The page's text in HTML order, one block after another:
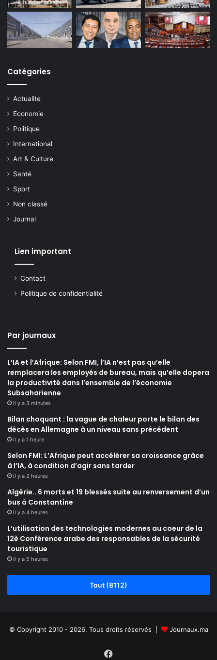
Catégories
Actualite
Economie
Politique
International
Art & Culture
Santé
Sport
Non classé
Journal
Lien important
Contact
Politique de confidentialité
Par journaux
L’IA et l’Afrique: Selon FMI, l’IA n’est pas qu’elle
remplacera les employés de bureau, mais qu’elle dopera
la productivité dans l’ensemble de l’économie
Subsaharienne
il y a 3 minutes
Bilan choquant : la vague de chaleur porte le bilan des
décès en Allemagne à un niveau sans précédent
il y a 1 heure
Selon FMI: L’Afrique peut accélérer sa croissance grâce
à l’IA, à condition d’agir sans tarder
il y a 2 heures
Algérie.. 6 morts et 19 blessés suite au renversement d’un
bus à Constantine
il y a 4 heures
L’utilisation des technologies modernes au coeur de la
12è Conférence arabe des responsables de la sécurité
touristique
il y a 5 heures
Tout (8112)
© Copyright 2010 - 2026, Tous droits réservés | Journaux.ma
Facebook